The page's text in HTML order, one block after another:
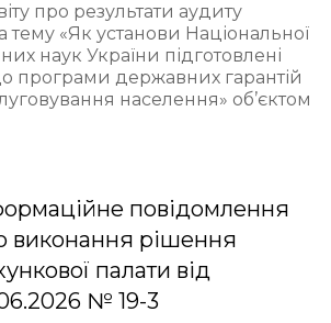
про результати аудиту
тему «Як установи Національної
наук України підготовлені
програми державних гарантій
населення» об’єктом
повідомлення
виконання рішення
палати від
№ 19-3